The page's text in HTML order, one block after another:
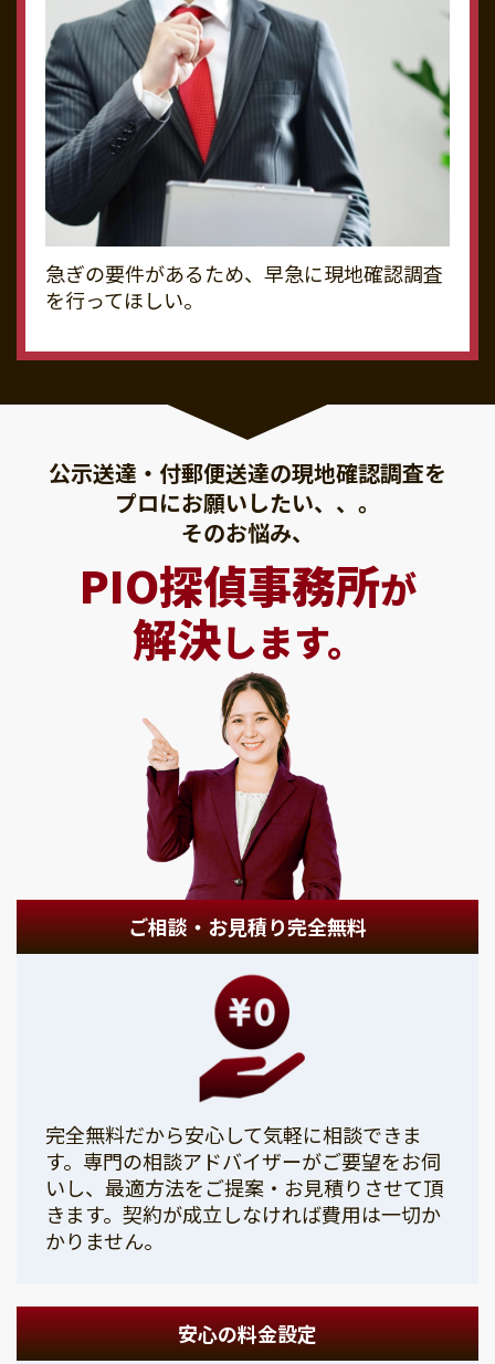
急ぎの要件があるため、早急に現地確認調査
を行ってほしい。
公示送達・付郵便送達の現地確認調査を
プロにお願いしたい、、。
そのお悩み、
PIO探偵事務所が
解決します。
ご相談・お見積り完全無料
完全無料だから安心して気軽に相談できま
す。専門の相談アドバイザーがご要望をお伺
いし、最適方法をご提案・お見積りさせて頂
きます。契約が成立しなければ費用は一切か
かりません。
安心の料金設定